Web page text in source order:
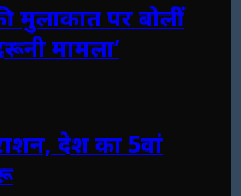
मुलाकात पर बोलीं
मामला’
देश का 5वां